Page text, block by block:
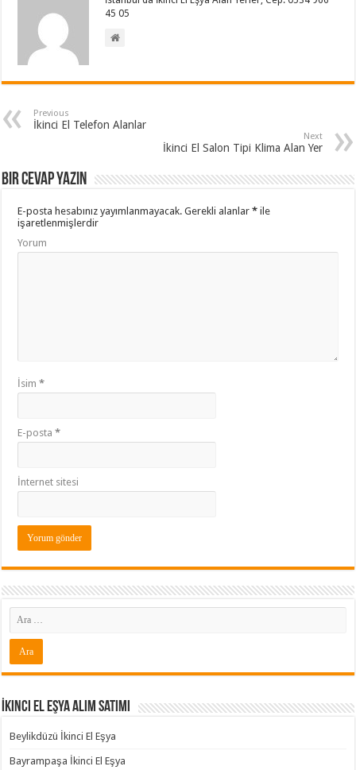
45 05
Previous
İkinci El Telefon Alanlar
Next
İkinci El Salon Tipi Klima Alan Yer
Bir cevap yazın
E-posta hesabınız yayımlanmayacak. Gerekli alanlar* ile
işaretlenmişlerdir
Yorum
İsim*
E-posta*
İnternet sitesi
İkinci El Eşya Alım Satımı
Beylikdüzü İkinci El Eşya
Bayrampaşa İkinci El Eşya